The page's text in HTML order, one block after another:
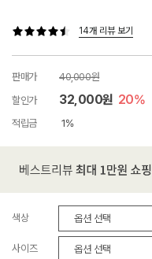
14개 리뷰 보기
판매가
40,000원
할인가
32,000원 20%
적립금 1%
색상
사이즈